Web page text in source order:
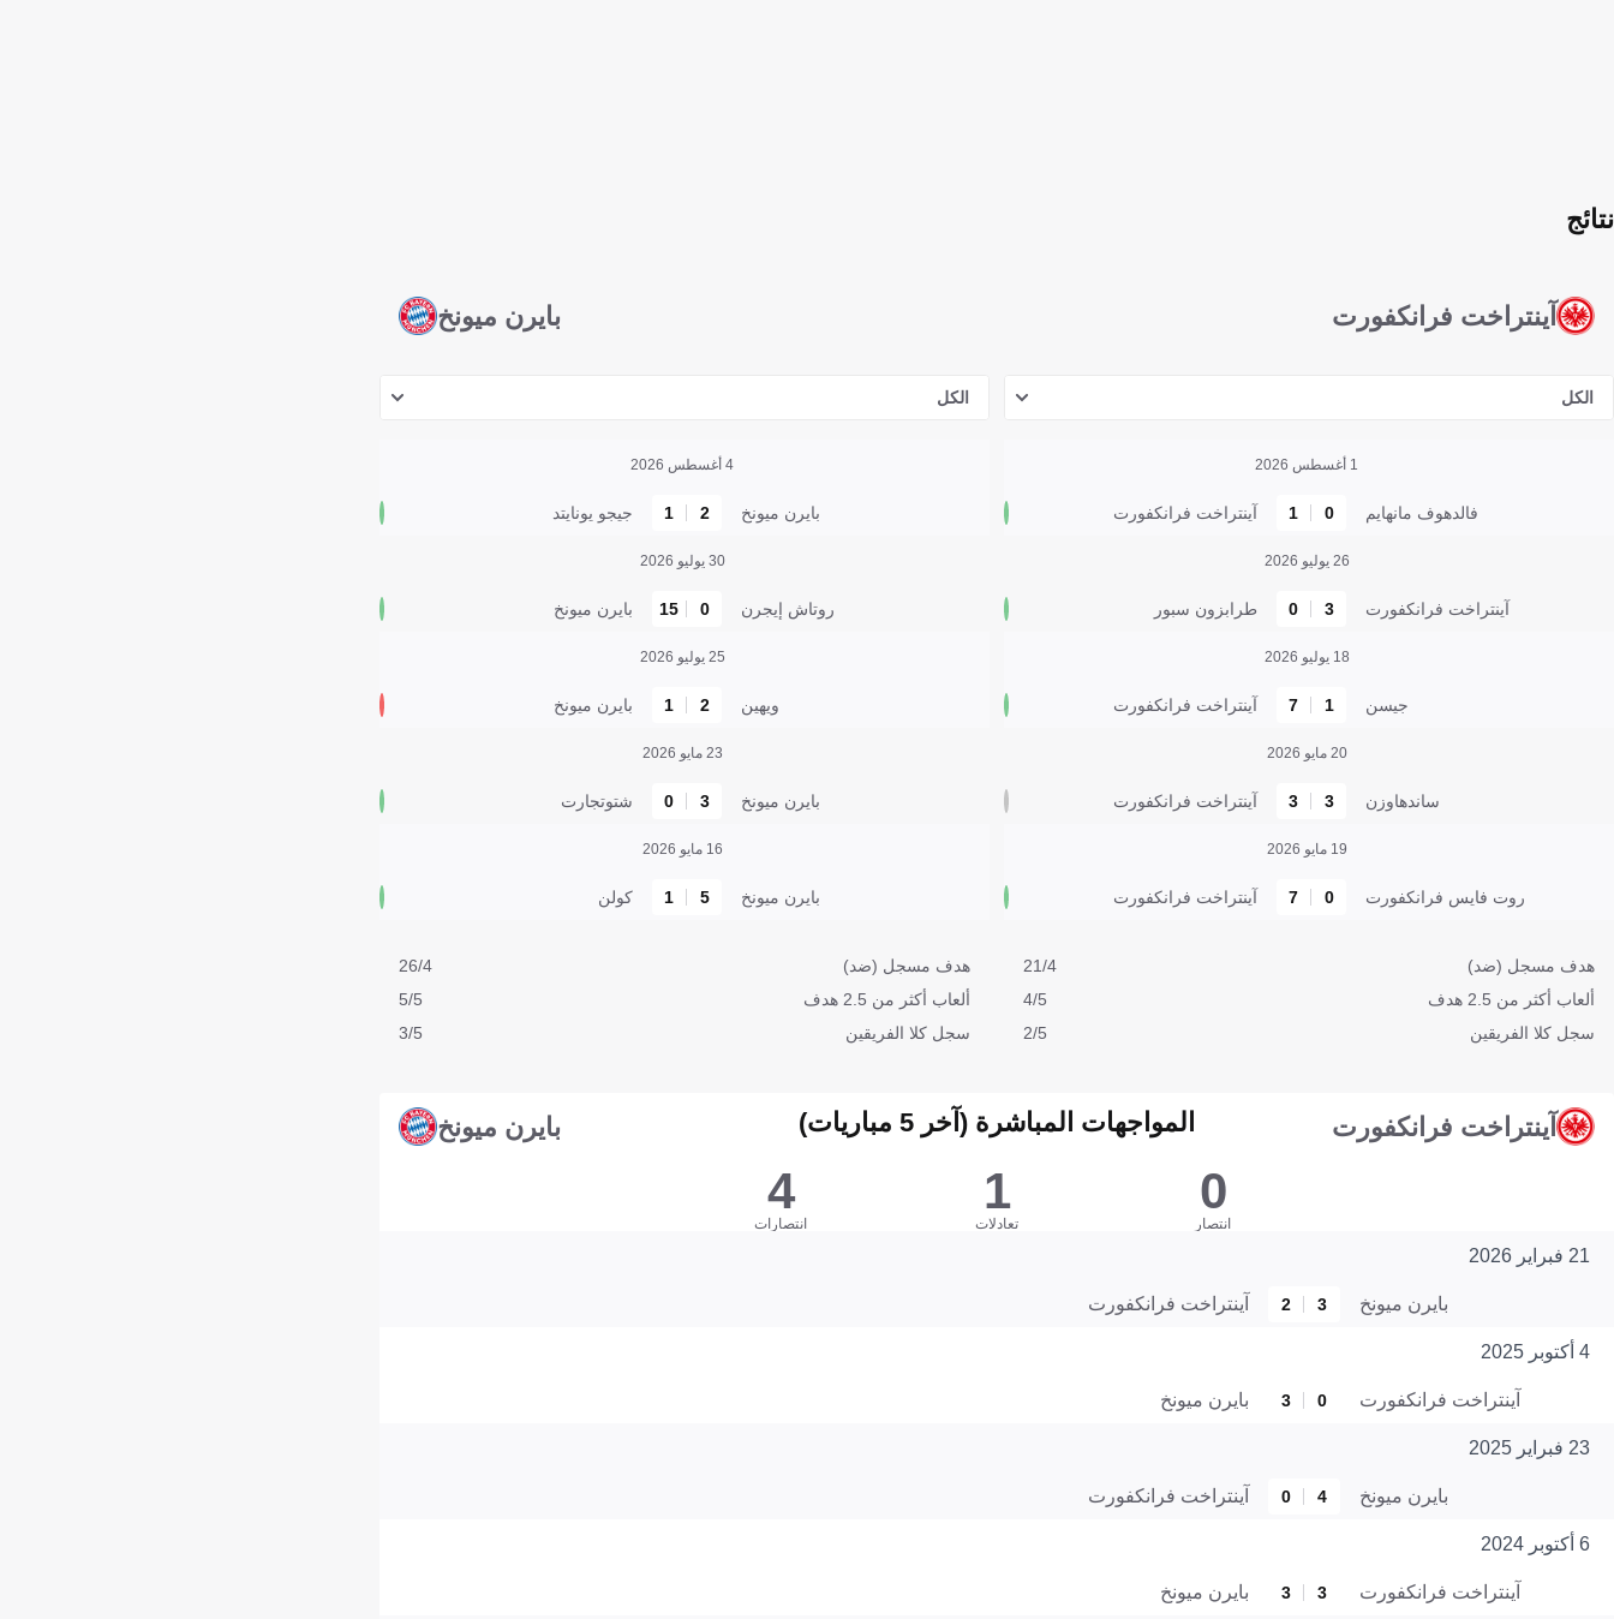
آينتراخت فرانكفورت
نتائج
بايرن ميونخ
الكل
1 أغسطس 2026
فالدهوف مانهايم 0
1 آينتراخت فرانكفورت
26 يوليو 2026
آينتراخت فرانكفورت 3
0 طرابزون سبور
18 يوليو 2026
جيسن 1
7 آينتراخت فرانكفورت
20 مايو 2026
ساندهاوزن 3
3 آينتراخت فرانكفورت
19 مايو 2026
روت فايس فرانكفورت 0
7 آينتراخت فرانكفورت
هدف مسجل (ضد)
21/4
ألعاب أكثر من 2.5 هدف
4/5
سجل كلا الفريقين
2/5
الكل
4 أغسطس 2026
بايرن ميونخ 2
1 جيجو يونايتد
30 يوليو 2026
روتاش إيجرن 0
15 بايرن ميونخ
25 يوليو 2026
ويهين 2
1 بايرن ميونخ
23 مايو 2026
بايرن ميونخ 3
0 شتوتجارت
16 مايو 2026
بايرن ميونخ 5
1 كولن
هدف مسجل (ضد)
26/4
ألعاب أكثر من 2.5 هدف
5/5
سجل كلا الفريقين
3/5
آينتراخت فرانكفورت المواجهات المباشرة (آخر 5 مباريات) بايرن ميونخ
0
انتصار
1
تعادلات
4
انتصارات
21 فبراير 2026
بايرن ميونخ 3
2 آينتراخت فرانكفورت
4 أكتوبر 2025
آينتراخت فرانكفورت 0
3 بايرن ميونخ
23 فبراير 2025
بايرن ميونخ 4
0 آينتراخت فرانكفورت
6 أكتوبر 2024
آينتراخت فرانكفورت 3
3 بايرن ميونخ